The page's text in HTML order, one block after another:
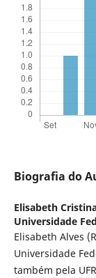
Biografia do
Elisabeth
Universidade
Elisabeth Alves
Universidade
também pela